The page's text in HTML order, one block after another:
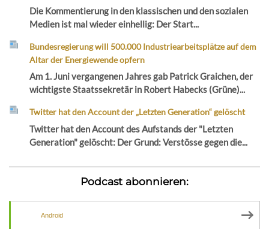
Die Kommentierung in den klassischen und den sozialen
Medien ist mal wieder einhellig: Der Start...
Bundesregierung will 500.000 Industriearbeitsplätze auf dem
Altar der Energiewende opfern
Am 1. Juni vergangenen Jahres gab Patrick Graichen, der
wichtigste Staatssekretär in Robert Habecks (Grüne)...
Twitter hat den Account der „Letzten Generation“ gelöscht
Twitter hat den Account des Aufstands der "Letzten
Generation" gelöscht: Der Grund: Verstösse gegen die...
Podcast abonnieren:
Android